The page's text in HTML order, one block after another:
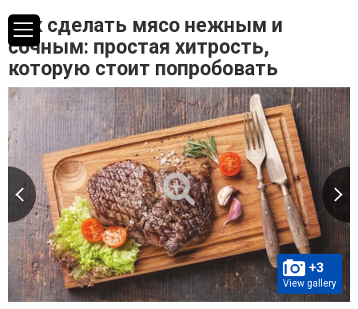
Как сделать мясо нежным и
сочным: простая хитрость,
которую стоит попробовать
+3
View gallery